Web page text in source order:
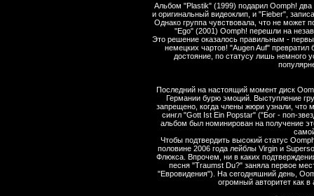
Альбом "Plastik" (1999) подарил Oomph!
и оригинальный видеоклип, и "Fieber",
Однако группа чувствовала, что не может
"Ego" (2001) Oomph! перешли на
Это решение оказалось правильным -
немецких чартов! "Augen Auf"
достояние, по статусу лишь немного
Последний на настоящий момент диск
Германии бурю эмоций. Выступление
запрещено, когда члены жюри узнали, что
сингл "Gott Ist Ein Popstar" ("Бог - поп-
альбом был номинирован на получение
Чтобы подтвердить высокий статус
половине 2006 года лейблы Virgin и
Флюкса. Впрочем, ни в каких
песня "Traumst Du?" заняла первое
"Евровидения"). На сегодняшний день,
огромный авторитет как в